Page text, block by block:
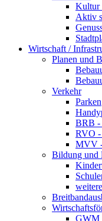
Kultur
Aktiv
Wirtschaft /
Planen und
Verkehr
Parken
BRB -
RVO -
MVV -
Bildung und
GWM